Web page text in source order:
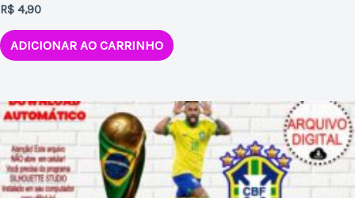
R$ 4,90
ADICIONAR AO CARRINHO